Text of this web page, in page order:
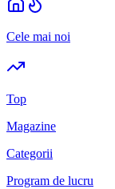
Cele mai noi
Top
Magazine
Categorii
Program de lucru